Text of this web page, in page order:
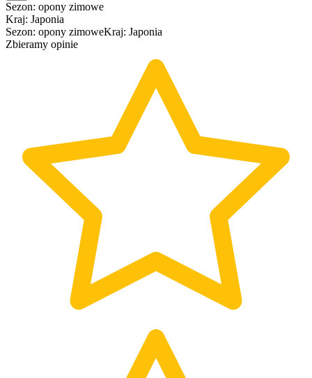
Sezon: opony zimowe
Kraj: Japonia
Sezon: opony zimoweKraj: Japonia
Zbieramy opinie